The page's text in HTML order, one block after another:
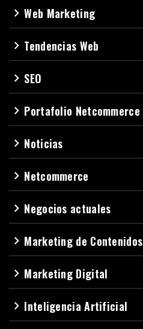
navigate_nextWeb Marketing
navigate_next Tendencias Web
navigate_next SEO
navigate_next Portafolio Netcommerce
navigate_next Noticias
navigate_next Netcommerce
navigate_next Negocios actuales
navigate_next Marketing de Contenidos
navigate_next Marketing Digital
navigate_next Inteligencia Artificial